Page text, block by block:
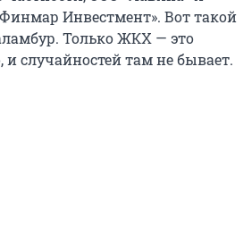
Инвестмент». Вот такой
Только ЖКХ — это
и случайностей там не бывает.